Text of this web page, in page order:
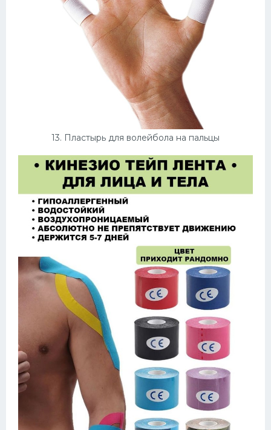
13. Пластырь для волейбола на пальцы